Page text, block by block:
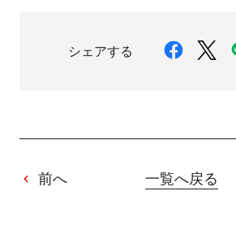
シェアする
前へ 一覧へ戻る